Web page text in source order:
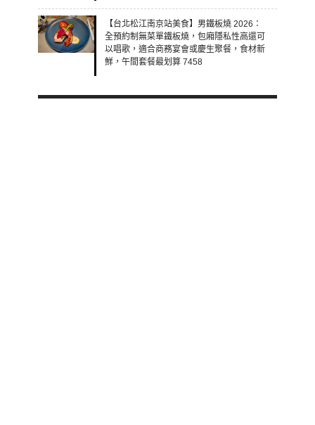
【台北松江南京站美食】男鐵板燒 2026：
全預約制無菜單鐵板燒，包廂隱私性高還可
以唱歌，適合商務宴會或慶生聚餐，食材新
鮮，午間套餐最划算 7458